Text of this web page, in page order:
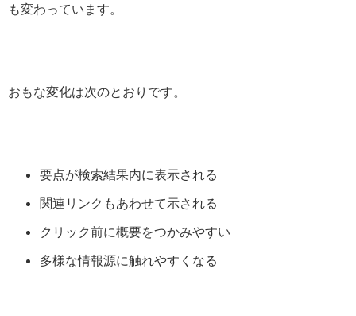
も変わっています。
おもな変化は次のとおりです。
要点が検索結果内に表示される
関連リンクもあわせて示される
クリック前に概要をつかみやすい
多様な情報源に触れやすくなる